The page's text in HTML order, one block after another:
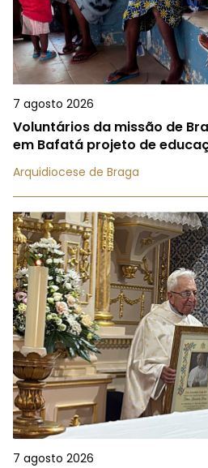
7 agosto 2026
Voluntários da missão de
em Bafatá projeto de
Arquidiocese de Braga
7 agosto 2026